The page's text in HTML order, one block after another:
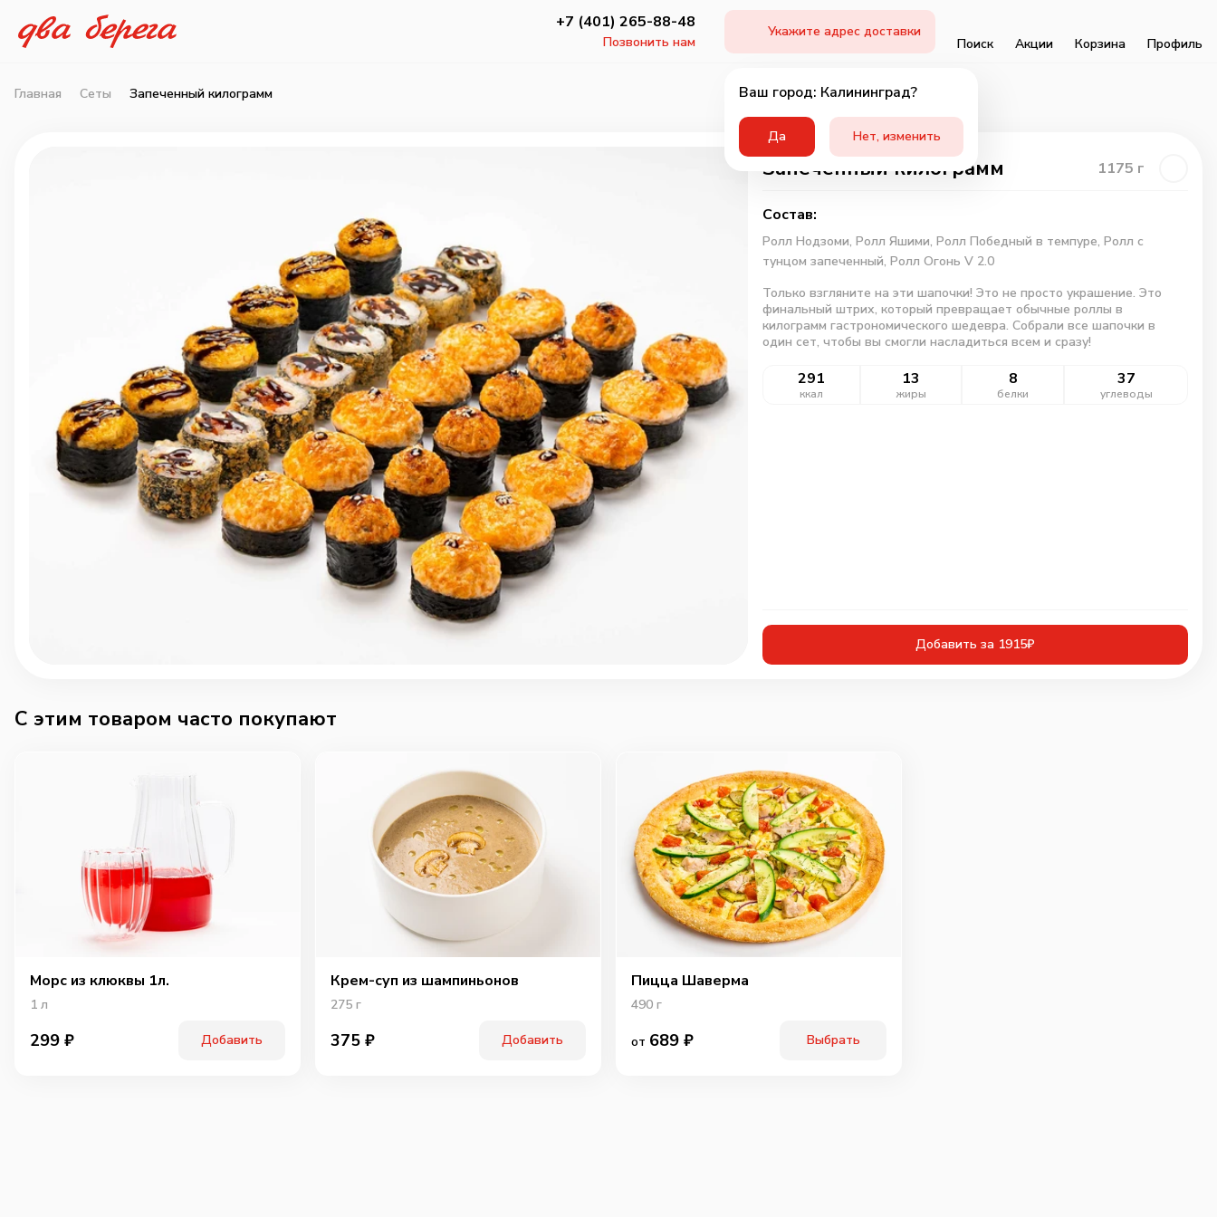
+7 (401) 265-88-48
Позвонить нам
Укажите адрес доставки
Ваш город: Калининград?
Да Нет, изменить
Поиск Акции Корзина Профиль
Главная Сеты Запеченный килограмм
Запеченный килограмм 1175 г
Состав:
Ролл Нодзоми, Ролл Яшими, Ролл Победный в темпуре, Ролл с
тунцом запеченный, Ролл Огонь V 2.0
Только взгляните на эти шапочки! Это не просто украшение. Это
финальный штрих, который превращает обычные роллы в
килограмм гастрономического шедевра. Собрали все шапочки в
один сет, чтобы вы смогли насладиться всем и сразу!
291
ккал
13
жиры
8
белки
37
углеводы
Добавить за 1915₽
C этим товаром часто покупают
Морс из клюквы 1л.
1 л
299 ₽ Добавить
Крем-суп из шампиньонов
275 г
375 ₽ Добавить
Пицца Шаверма
490 г
от 689 ₽ Выбрать